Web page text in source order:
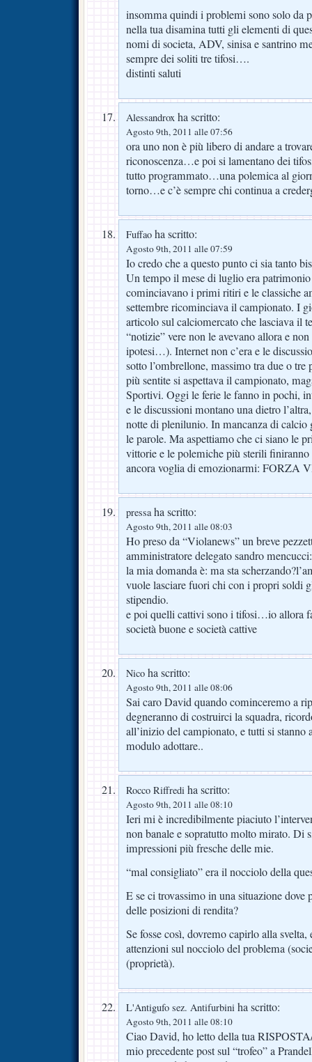
insomma quindi i problemi sono solo da
nella tua disamina tutti gli elementi di
nomi di societa, ADV, sinisa e santrino
sempre dei soliti tre tifosi….
distinti saluti
Alessandrox ha scritto:
Agosto 9th, 2011 alle 07:56
ora uno non è più libero di andare a
riconoscenza…e poi si lamentano dei
tutto programmato…una polemica al
torno…e c’è sempre chi continua a
Fuffao ha scritto:
Agosto 9th, 2011 alle 07:59
Io credo che a questo punto ci sia tanto
Un tempo il mese di luglio era
cominciavano i primi ritiri e le classiche
settembre ricominciava il campionato. I
articolo sul calciomercato che lasciava il
“notizie” vere non le avevano allora e
ipotesi…). Internet non c’era e le
sotto l’ombrellone, massimo tra due o tre
più sentite si aspettava il campionato,
Sportivi. Oggi le ferie le fanno in pochi,
e le discussioni montano una dietro
notte di plenilunio. In mancanza di calcio
le parole. Ma aspettiamo che ci siano le
vittorie e le polemiche più sterili
ancora voglia di emozionarmi: FORZA
pressaha scritto:
Agosto 9th, 2011 alle 08:03
Ho preso da “Violanews” un breve
amministratore delegato sandro
la mia domanda è: ma sta
vuole lasciare fuori chi con i propri soldi
stipendio.
e poi quelli cattivi sono i tifosi…io allora
società buone e società cattive
Nico ha scritto:
Agosto 9th, 2011 alle 08:06
Sai caro David quando cominceremo a
degneranno di costruirci la squadra,
all’inizio del campionato, e tutti si stanno
modulo adottare..
Rocco Riffredi ha scritto:
Agosto 9th, 2011 alle 08:10
Ieri mi è incredibilmente piaciuto
non banale e sopratutto molto mirato. Di
impressioni più fresche delle mie.
“mal consigliato” era il nocciolo della
E se ci trovassimo in una situazione dove
delle posizioni di rendita?
Se fosse così, dovremo capirlo alla svelta,
attenzioni sul nocciolo del problema
(proprietà).
L'Antigufo sez. Antifurbini ha scritto:
Agosto 9th, 2011 alle 08:10
Ciao David, ho letto della tua
mio precedente post sul “trofeo” a